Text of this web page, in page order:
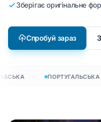
Зберігає оригінальне
Спробуй зараз
ПОРТУГАЛЬСЬКА